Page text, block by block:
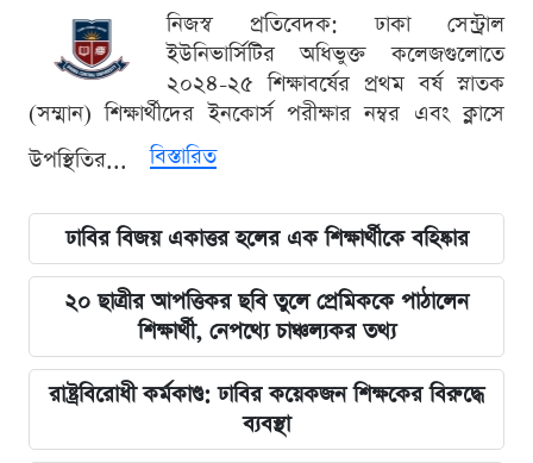
নিজস্ব প্রতিবেদক: ঢাকা সেন্ট্রাল
ইউনিভার্সিটির অধিভুক্ত কলেজগুলোতে
২০২৪-২৫ শিক্ষাবর্ষের প্রথম বর্ষ স্নাতক
(সম্মান) শিক্ষার্থীদের ইনকোর্স পরীক্ষার নম্বর এবং ক্লাসে
উপস্থিতির...
বিস্তারিত
ঢাবির বিজয় একাত্তর হলের এক শিক্ষার্থীকে বহিষ্কার
২০ ছাত্রীর আপত্তিকর ছবি তুলে প্রেমিককে পাঠালেন
শিক্ষার্থী, নেপথ্যে চাঞ্চল্যকর তথ্য
রাষ্ট্রবিরোধী কর্মকাণ্ড: ঢাবির কয়েকজন শিক্ষকের বিরুদ্ধে
ব্যবস্থা